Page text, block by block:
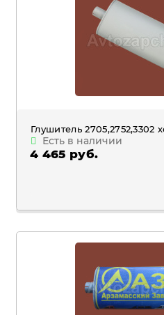
Глушитель 2705,2752,3302
Есть в наличии
4 465 руб.